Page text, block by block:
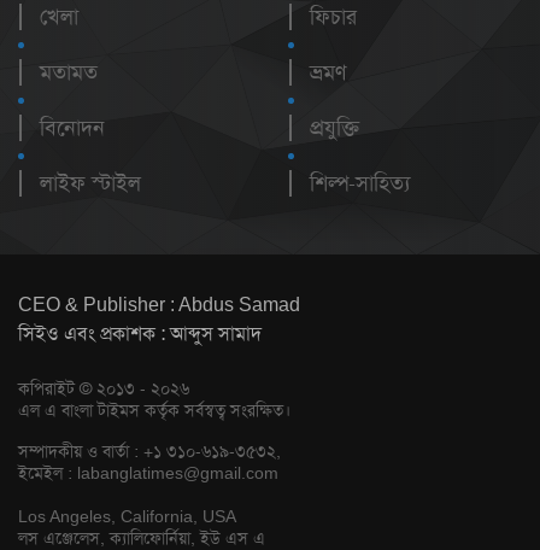
খেলা
মতামত
বিনোদন
লাইফ স্টাইল
ফিচার
ভ্রমণ
প্রযুক্তি
শিল্প-সাহিত্য
CEO & Publisher : Abdus Samad
সিইও এবং প্রকাশক : আব্দুস সামাদ
কপিরাইট © ২০১৩ - ২০২৬
এল এ বাংলা টাইমস কর্তৃক সর্বস্বত্ব সংরক্ষিত।
সম্পাদকীয় ও বার্তা : +১ ৩১০-৬১৯-৩৫৩২,
ইমেইল : labanglatimes@gmail.com
Los Angeles, California, USA
লস এঞ্জেলেস, ক্যালিফোর্নিয়া, ইউ এস এ